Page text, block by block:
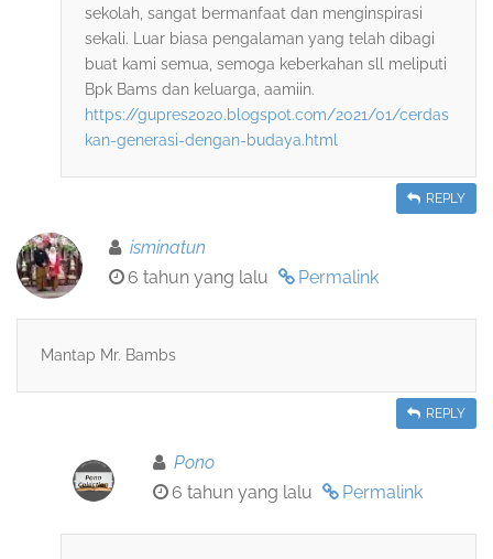
sekolah, sangat bermanfaat dan menginspirasi
sekali. Luar biasa pengalaman yang telah dibagi
buat kami semua, semoga keberkahan sll meliputi
Bpk Bams dan keluarga, aamiin.
https://gupres2020.blogspot.com/2021/01/cerdas
kan-generasi-dengan-budaya.html
REPLY
isminatun
6 tahun yang lalu
Permalink
Mantap Mr. Bambs
REPLY
Pono
6 tahun yang lalu
Permalink